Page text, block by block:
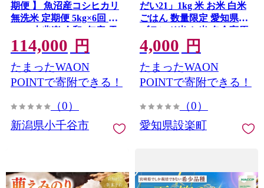
期便 】 魚沼産コシヒカリ
無洗米 定期便 5kg×6回 計
30kg 吉兆楽 令和8年産 雪
温精法 鮮度保持 産地直送
新潟県産コシヒカリ 魚沼
コシヒカリ 魚沼産こしひ
かり ブランド米 コシヒカ
ヒカリ むせんまい お米 お
しい 精米 6回 6ヶ月 6か月
114,000 円
たまったWAON
POINTで寄附できる！
（0）
新潟県小千谷市
だい21」1kg 米 お米 白米
ごはん 数量限定 愛知県産
ブランド米 お米 名倉高原
米 甘い 粒 大きい-266
4,000 円
たまったWAON
POINTで寄附できる！
（0）
愛知県設楽町